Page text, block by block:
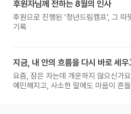
후원자님께 전하는 8월의 인사
후원으로 진행된 ‘청년드림캠프’, 그 따
기록
요즘, 잠은 자는데 개운하지 않으신가
예민해지고, 사소한 말에도 마음이 흔